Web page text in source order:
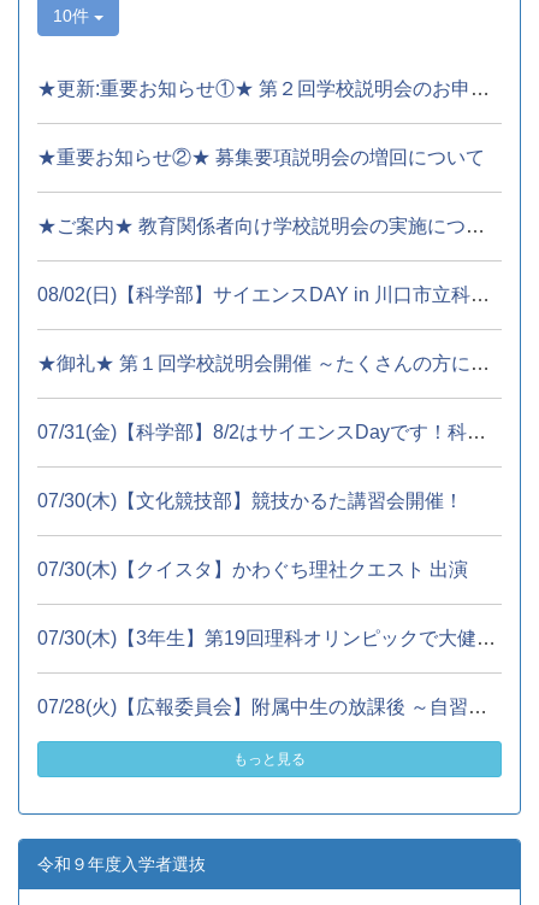
10件
★更新:重要お知らせ①★ 第２回学校説明会のお申込み及び内容について
★重要お知らせ②★ 募集要項説明会の増回について
★ご案内★ 教育関係者向け学校説明会の実施について
08/02(日)【科学部】サイエンスDAY in 川口市立科学館
★御礼★ 第１回学校説明会開催 ～たくさんの方にご参会いただき、...
07/31(金)【科学部】8/2はサイエンスDayです！科学館でお待ちして...
07/30(木)【文化競技部】競技かるた講習会開催！
07/30(木)【クイスタ】かわぐち理社クエスト 出演
07/30(木)【3年生】第19回理科オリンピックで大健闘！（優勝・準...
07/28(火)【広報委員会】附属中生の放課後 ～自習スペースでの様...
もっと見る
令和９年度入学者選抜